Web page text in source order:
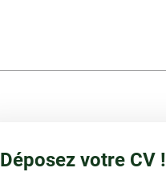
Déposez votre CV !